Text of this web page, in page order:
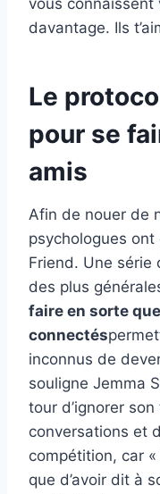
vous connaissent
davantage. Ils
Le
pour se
amis
Afin de nouer de
psychologues
Friend. Une série
des plus
faire en sorte
connectés
inconnus de
souligne Jemma
tour d’ignorer
conversations et
compétition, car
que d’avoir dit à